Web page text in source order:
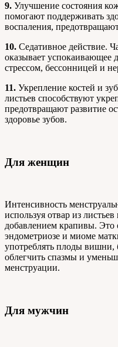
9. Улучшение состояния
помогают поддерживать
воспаления,
10. Седативное действие.
оказывает успокаивающее
стрессом, бессонницей и
11. Укрепление костей и
листьев способствуют
предотвращают развитие
здоровье зубов.
Для женщин
Интенсивность
используя отвар из
добавлением крапивы. Это
эндометриозе и миоме
употреблять плоды вишни,
облегчить спазмы и
менструации.
Для мужчин